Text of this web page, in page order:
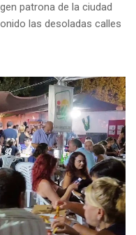
patrona de la ciudad
las desoladas calles